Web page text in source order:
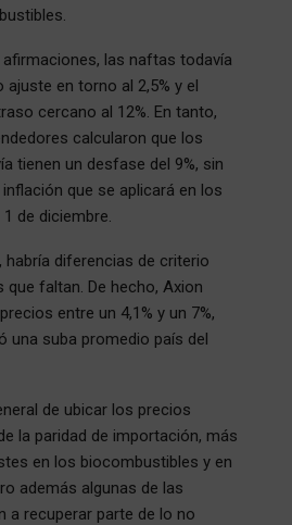
las naftas todavía
ajuste en torno al 2,5% y el
cercano al 12%. En tanto,
calcularon que los
tienen un desfase del 9%, sin
que se aplicará en los
de diciembre.
habría diferencias de criterio
faltan. De hecho, Axion
entre un 4,1% y un 7%,
una suba promedio país del
de ubicar los precios
la paridad de importación, más
en los biocombustibles y en
además algunas de las
a recuperar parte de lo no